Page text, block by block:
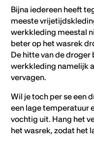
Bijna iedereen heeft
meeste
werkkleding meestal
beter op het wasrek
De hitte van de droger
werkkleding namelijk
vervagen.
Wil je toch per se een
een lage temperatuur
vochtig uit. Hang het
het wasrek, zodat het